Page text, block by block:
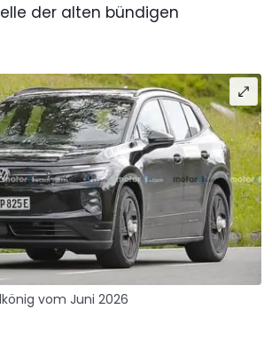
der alten bündigen
vom Juni 2026